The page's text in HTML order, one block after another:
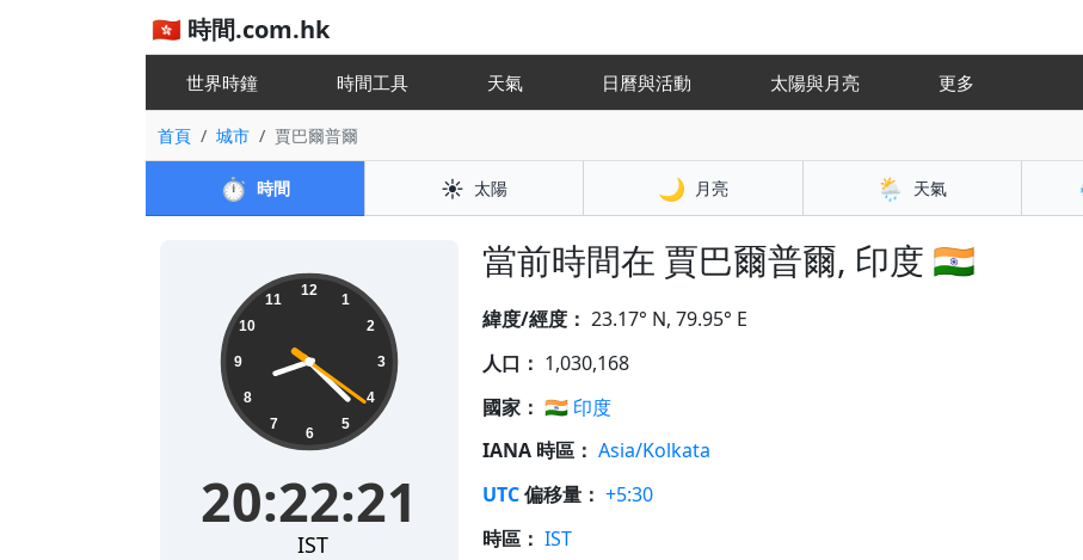
🇭🇰 時間.com.hk
世界時鐘 時間工具 天氣 日曆與活動 太陽與月亮 更多
首頁 城市 賈巴爾普爾
⏱️ 時間 ☀️ 太陽 🌙 月亮 🌦️ 天氣
當前時間在 賈巴爾普爾, 印度 🇮🇳
20:22:21 12
1
2
3
4
5
6
7
8
9
10
11
20:22:21
IST
緯度/經度： 23.17° N, 79.95° E
人口： 1,030,168
國家： 🇮🇳 印度
IANA 時區： Asia/Kolkata
UTC偏移量： +5:30
時區： IST